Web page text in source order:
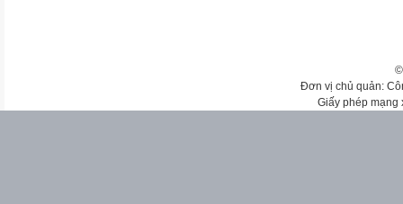
Đơn vị chủ quản:
Giấy phép mạng